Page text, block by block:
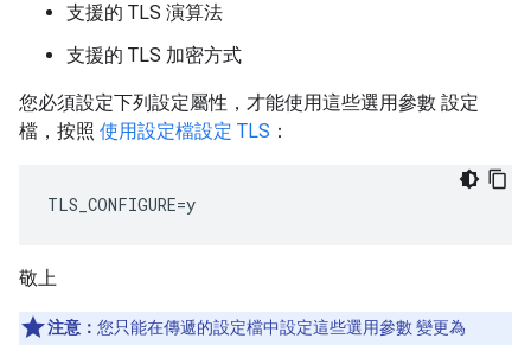
支援的 TLS 演算法
支援的 TLS 加密方式
您必須設定下列設定屬性，才能使用這些選用參數 設定
檔，按照 使用設定檔設定 TLS ：
TLS_CONFIGURE=y
敬上
注意： 您只能在傳遞的設定檔中設定這些選用參數 變更為